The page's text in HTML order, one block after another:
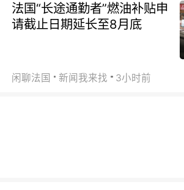
法国“长途通勤者”燃油补贴申
请截止日期延长至8月底
闲聊法国 新闻我来找 3小时前